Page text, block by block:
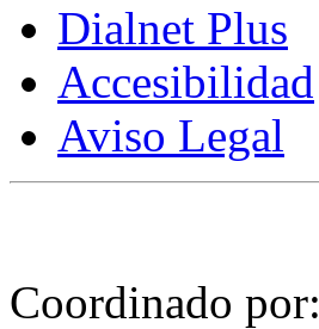
Dialnet Plus
Accesibilidad
Aviso Legal
Coordinado por: